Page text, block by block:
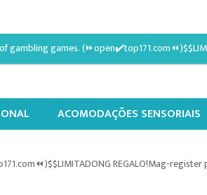
ACOMODAÇÕES SENSORIAIS
REGALO!Mag-